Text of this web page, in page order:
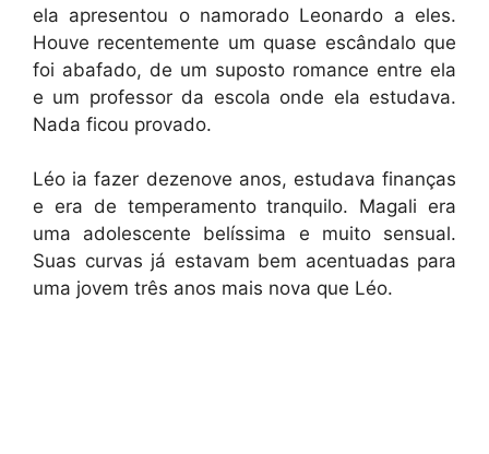
ela apresentou o namorado Leonardo a eles.
Houve recentemente um quase escândalo que
foi abafado, de um suposto romance entre ela
e um professor da escola onde ela estudava.
Nada ficou provado.
Léo ia fazer dezenove anos, estudava finanças
e era de temperamento tranquilo. Magali era
uma adolescente belíssima e muito sensual.
Suas curvas já estavam bem acentuadas para
uma jovem três anos mais nova que Léo.